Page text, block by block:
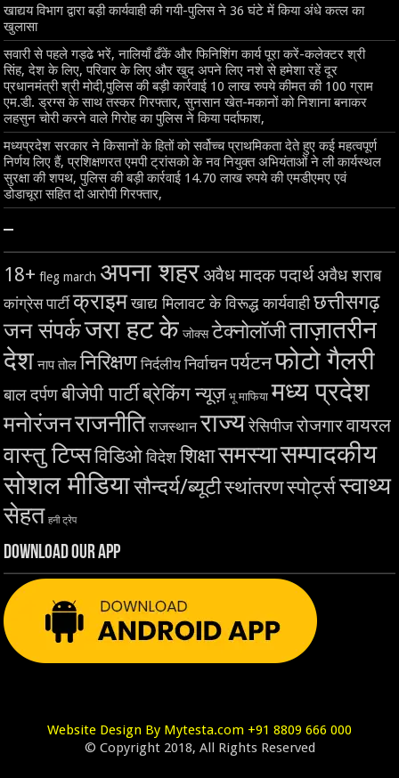
खाद्यय विभाग द्वारा बड़ी कार्यवाही की गयी-पुलिस ने 36 घंटे में किया अंधे कत्ल का
खुलासा
सवारी से पहले गड्ढे भरें, नालियाँ ढँकें और फिनिशिंग कार्य पूरा करें-कलेक्टर श्री
सिंह, देश के लिए, परिवार के लिए और खुद अपने लिए नशे से हमेशा रहें दूर
प्रधानमंत्री श्री मोदी,पुलिस की बड़ी कार्रवाई 10 लाख रुपये कीमत की 100 ग्राम
एम.डी. ड्रग्स के साथ तस्कर गिरफ्तार, सुनसान खेत-मकानों को निशाना बनाकर
लहसुन चोरी करने वाले गिरोह का पुलिस ने किया पर्दाफाश,
मध्यप्रदेश सरकार ने किसानों के हितों को सर्वोच्च प्राथमिकता देते हुए कई महत्वपूर्ण
निर्णय लिए हैं, प्रशिक्षणरत एमपी ट्रांसको के नव नियुक्त अभियंताओं ने ली कार्यस्थल
सुरक्षा की शपथ, पुलिस की बड़ी कार्रवाई 14.70 लाख रुपये की एमडीएमए एवं
डोडाचूरा सहित दो आरोपी गिरफ्तार,
–
18+ fleg march अपना शहरअवैध मादक पदार्थअवैध शराब
कांग्रेस पार्टी क्राइमखाद्य मिलावट के विरूद्ध कार्यवाहीछत्तीसगढ़
जन संपर्कजरा हट के जोक्स टेक्नोलॉजीताज़ातरीन
देश नाप तोल निरिक्षण निर्दलीय निर्वाचनपर्यटनफोटो गैलरी
बाल दर्पणबीजेपी पार्टीब्रेकिंग न्यूज़ भू माफिया मध्य प्रदेश
मनोरंजनराजनीति राजस्थान राज्यरेसिपीज रोजगारवायरल
वास्तु टिप्सविडिओ विदेश शिक्षासमस्यासम्पादकीय
सोशल मीडियासौन्दर्य/ब्यूटीस्थांतरणस्पोर्ट्सस्वाथ्य
सेहत हनी ट्रेप
Download Our App
Website Design By Mytesta.com +91 8809 666 000
© Copyright 2018, All Rights Reserved